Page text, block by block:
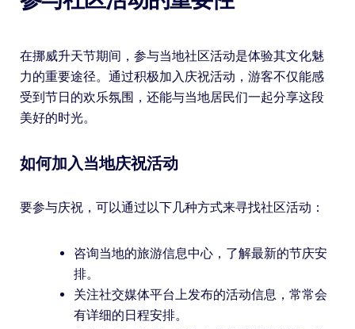
在挪威升天节期间，参与当地社区活动是体验其文化魅
力的重要途径。通过积极加入庆祝活动，游客不仅能感
受到节日的欢乐氛围，还能与当地居民们一起分享这段
美好的时光。
如何加入当地庆祝活动
要参与庆祝，可以通过以下几种方式来寻找社区活动：
咨询当地的旅游信息中心，了解最新的节庆安
排。
关注社交媒体平台上发布的活动信息，常常会
有详细的日程安排。